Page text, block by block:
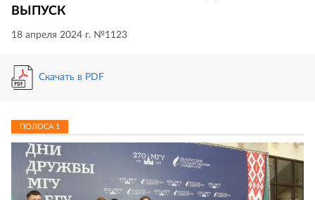
ВЫПУСК
18 апреля 2024 г. №1123
Скачать в PDF
ПОЛОСА 1